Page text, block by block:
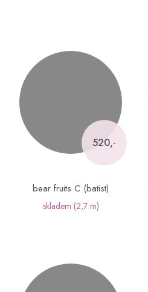
520,-
bear fruits C (batist)
skladem (2,7 m)